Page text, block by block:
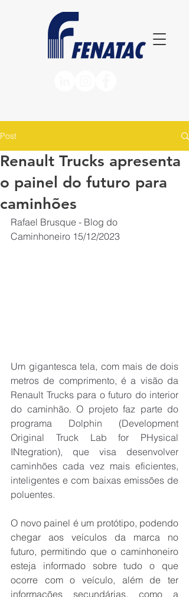
Post
Renault Trucks apresenta
o painel do futuro para
caminhões
Rafael Brusque - Blog do
Caminhoneiro 15/12/2023
Um gigantesca tela, com mais de dois
metros de comprimento, é a visão da
Renault Trucks para o futuro do interior
do caminhão. O projeto faz parte do
programa Dolphin (Development
Original Truck Lab for PHysical
INtegration), que visa desenvolver
caminhões cada vez mais eficientes,
inteligentes e com baixas emissões de
poluentes.
O novo painel é um protótipo, podendo
chegar aos veículos da marca no
futuro, permitindo que o caminhoneiro
esteja informado sobre tudo o que
ocorre com o veículo, além de ter
informações secundárias, como a